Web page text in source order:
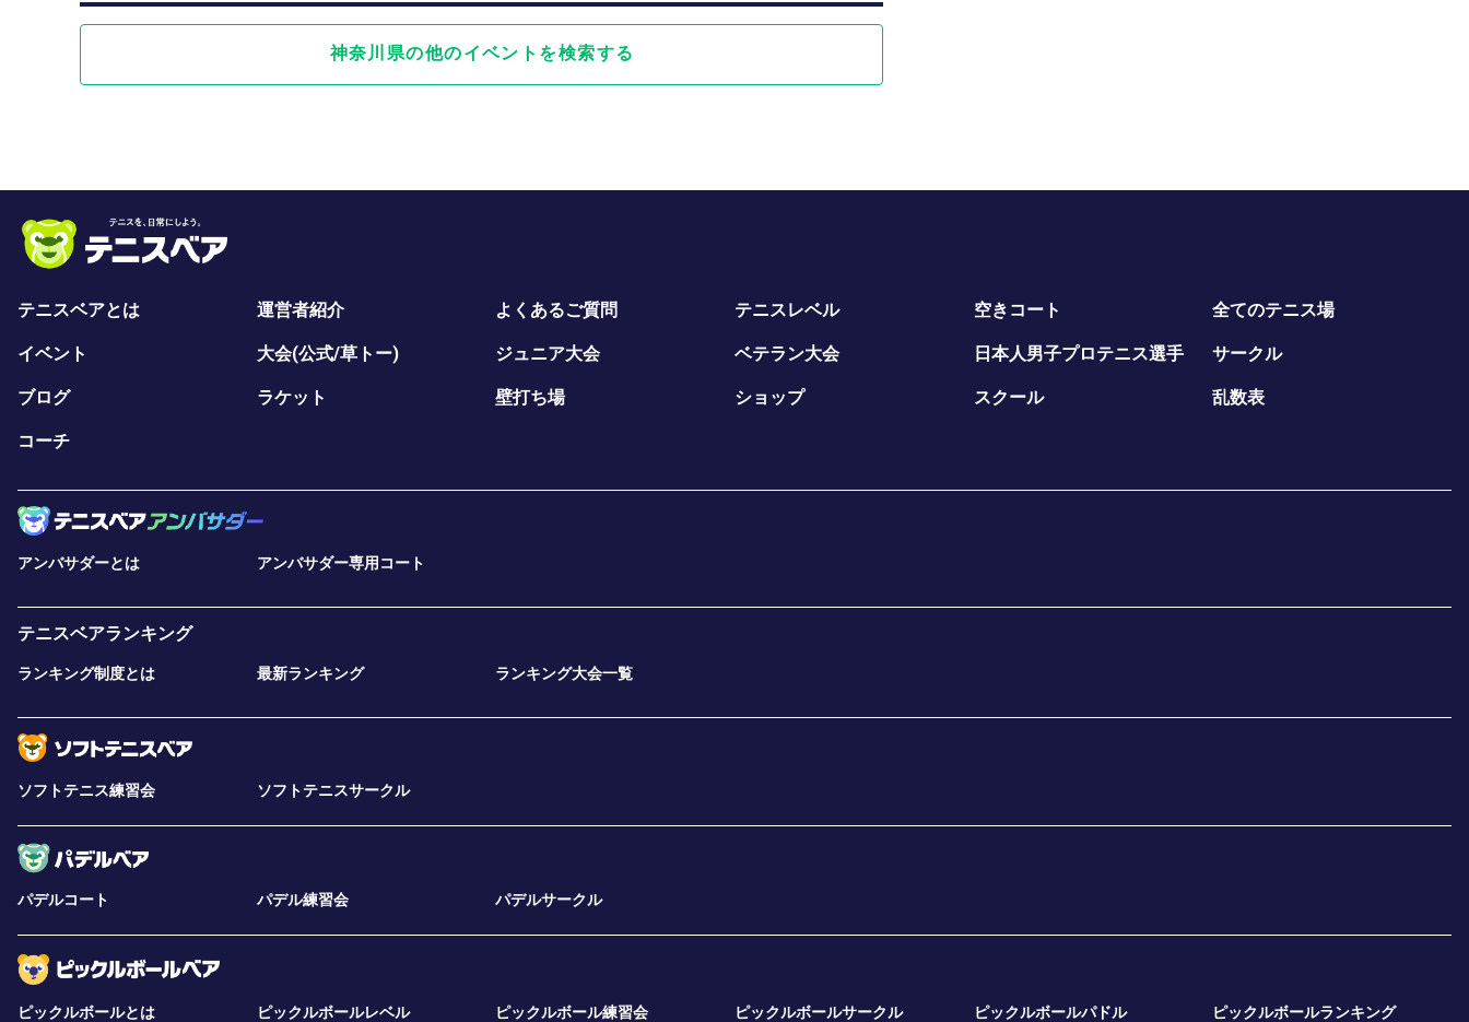
神奈川県の他のイベントを検索する
テニスベアとは 運営者紹介 よくあるご質問 テニスレベル 空きコート 全てのテニス場
イベント 大会(公式/草トー) ジュニア大会 ベテラン大会 日本人男子プロテニス選手 サークル
ブログ ラケット 壁打ち場 ショップ スクール 乱数表
コーチ
アンバサダーとは アンバサダー専用コート
テニスベアランキング
ランキング制度とは 最新ランキング ランキング大会一覧
ソフトテニス練習会 ソフトテニスサークル
パデルコート パデル練習会 パデルサークル
ピックルボールとは ピックルボールレベル ピックルボール練習会 ピックルボールサークル ピックルボールパドル ピックルボールランキング